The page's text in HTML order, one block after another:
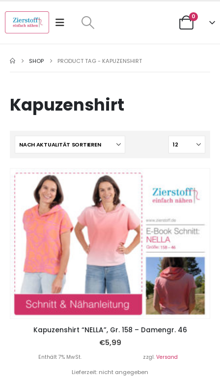
0
SHOP PRODUCT TAG - KAPUZENSHIRT
Kapuzenshirt
Kapuzenshirt “NELLA”, Gr. 158 – Damengr. 46
€5,99
Enthält 7% MwSt. zzgl. Versand
Lieferzeit: nicht angegeben